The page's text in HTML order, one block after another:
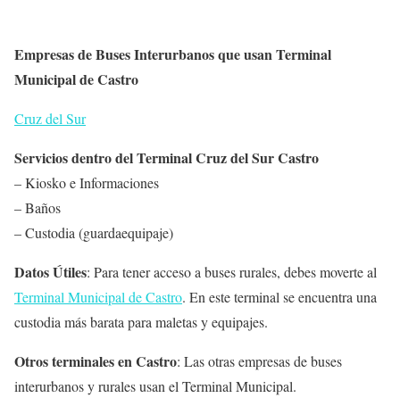
Empresas de Buses Interurbanos que usan Terminal
Municipal de Castro
Cruz del Sur
Servicios dentro del Terminal Cruz del Sur Castro
– Kiosko e Informaciones
– Baños
– Custodia (guardaequipaje)
Datos Útiles: Para tener acceso a buses rurales, debes moverte al
Terminal Municipal de Castro. En este terminal se encuentra una
custodia más barata para maletas y equipajes.
Otros terminales en Castro: Las otras empresas de buses
interurbanos y rurales usan el Terminal Municipal.